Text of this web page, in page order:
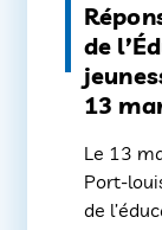
de
13
Le 13
Port-
de